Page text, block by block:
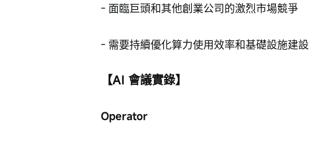
- 面臨巨頭和其他創業公司的激烈市場競爭
- 需要持續優化算力使用效率和基礎設施建設
【AI 會議實錄】
Operator